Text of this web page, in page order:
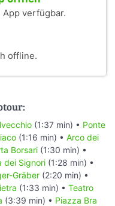
verfügbar.
offline.
(1:37 min) • Ponte
(1:16 min) • Arco dei
Borsari (1:30 min) •
dei Signori (1:28 min) •
Gräber (2:20 min) •
(1:33 min) • Teatro
(3:39 min) • Piazza Bra